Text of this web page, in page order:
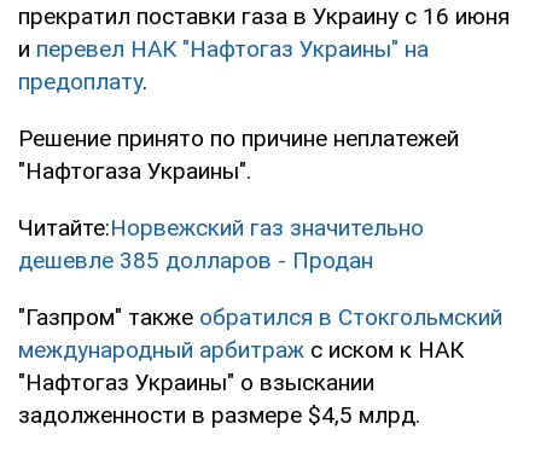
прекратил поставки газа в Украину с 16 июня
и перевел НАК "Нафтогаз Украины" на
предоплату.
Решение принято по причине неплатежей
"Нафтогаза Украины".
Читайте:Норвежский газ значительно
дешевле 385 долларов - Продан
"Газпром" также обратился в Стокгольмский
международный арбитраж с иском к НАК
"Нафтогаз Украины" о взыскании
задолженности в размере $4,5 млрд.